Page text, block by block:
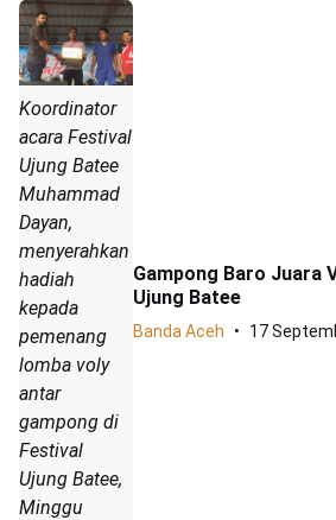
Koordinator
acara Festival
Ujung Batee
Muhammad
Dayan,
menyerahkan
hadiah
kepada
pemenang
lomba voly
antar
gampong di
Festival
Ujung Batee,
Minggu
Gampong Baro Juara
Ujung Batee
Banda Aceh 17